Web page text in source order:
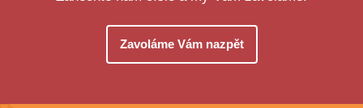
Zavoláme Vám nazpět